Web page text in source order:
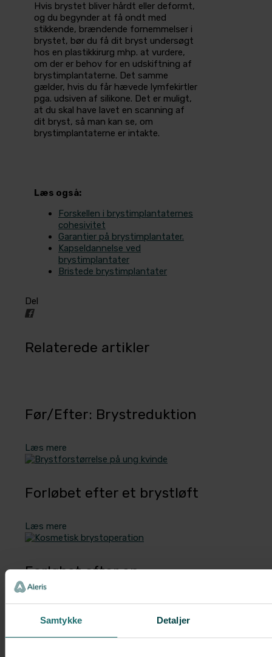
Samtykke Detaljer
Hvis brystet bliver hårdt eller deformt,
og du begynder at få ondt med
stikkende, brændende fornemmelser i
brystet, bør du få dit bryst undersøgt
hos en plastikkirurg mhp. at vurdere,
om der er behov for en udskiftning af
brystimplantaterne. Det samme
gælder, hvis du får hævede lymfekirtler
pga. udsiven af silikone. Det er muligt,
at du skal have lavet en scanning af
dit bryst, så man kan se, om
brystimplantaterne er intakte.
Læs også:
Forskellen i brystimplantaternes
cohesivitet
Garantier på brystimplantater.
Kapseldannelse ved
brystimplantater
Bristede brystimplantater
Del
Relaterede artikler
Før/Efter: Brystreduktion
Læs mere
Forløbet efter et brystløft
Læs mere
Forløbet efter en
brystforstørrelse
Læs mere